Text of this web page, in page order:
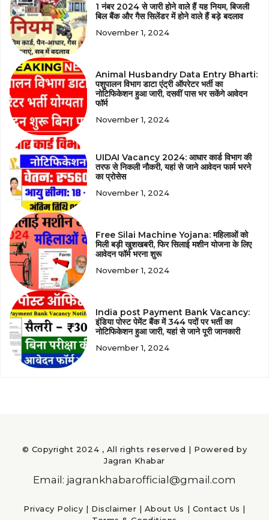
1 नंबर 2024 से जारी होने वाले हैं यह नियम, बिजली
बिल बैंक और गैस सिलेंडर में होने वाले हैं बड़े बदलाव
November 1, 2024
Animal Husbandry Data Entry Bharti:
पशुपालन विभाग डाटा एंट्री ऑपरेटर भर्ती का
नोटिफिकेशन हुआ जारी, दसवीं पास भर सकेंगे आवेदन
फॉर्म
November 1, 2024
UIDAI Vacancy 2024: आधार कार्ड विभाग की
तरफ से निकली नौकरी, यहां से जाने आवेदन फार्म भरने
का प्रोसेस
November 1, 2024
Free Silai Machine Yojana: महिलाओं को
मिली बड़ी खुशखबरी, फिर सिलाई मशीन योजना के लिए
आवेदन फॉर्म भरना शुरू
November 1, 2024
India post Payment Bank Vacancy:
इंडिया पोस्ट पेमेंट बैंक में 344 पदों पर भर्ती का
नोटिफिकेशन हुआ जारी, यहां से जाने पूरी जानकारी
November 1, 2024
© Copyright 2024 , All rights reserved | Powered by
Jagran Khabar
Email: jagrankhabarofficial@gmail.com
Privacy Policy | Disclaimer | About Us | Contact Us |